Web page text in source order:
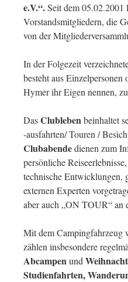
e.V.“.Seit dem 05.02.2001
Vorstandsmitgliedern, die
von der
In der Folgezeit
besteht aus
Hymer ihr Eigen nennen,
DasClublebenbeinhaltet
-ausfahrten/ Touren /
Clubabendedienen zum
persönliche
technische Entwicklungen,
externen Experten
aber auch „ON TOUR“ an
Mit dem Campingfahrzeug
zählen insbesondere
Abcampenund
Studienfahrten,